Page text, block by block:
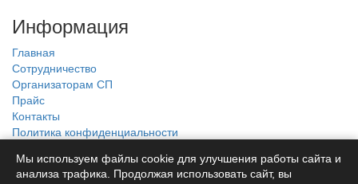
Информация
Главная
Сотрудничество
Организаторам СП
Прайс
Контакты
Политика конфиденциальности
Наш каталог
Мы используем файлы cookie для улучшения работы сайта и
анализа трафика. Продолжая использовать сайт, вы